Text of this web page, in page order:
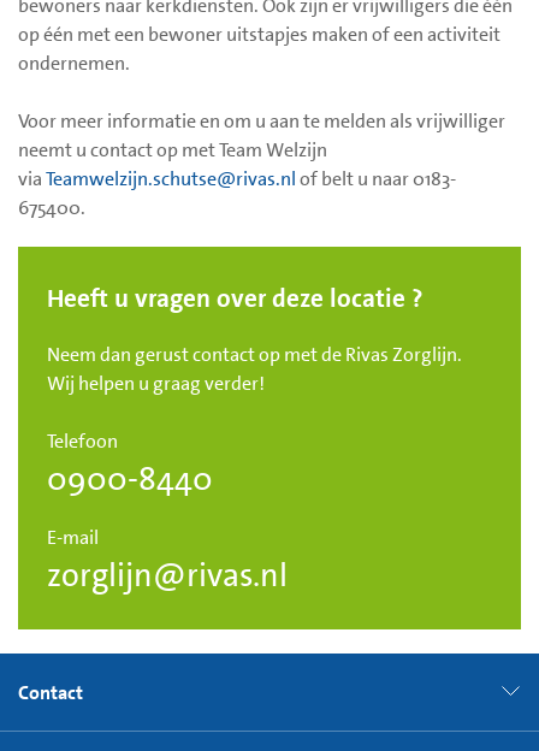
bewoners naar kerkdiensten. Ook zijn er vrijwilligers die één
op één met een bewoner uitstapjes maken of een activiteit
ondernemen.
Voor meer informatie en om u aan te melden als vrijwilliger
neemt u contact op met Team Welzijn
viaTeamwelzijn.schutse@rivas.nlof belt u naar 0183-
675400.
Heeft u vragen over deze locatie ?
Neem dan gerust contact op met de Rivas Zorglijn.
Wij helpen u graag verder!
Telefoon
0900-8440
E-mail
zorglijn@rivas.nl
Contact